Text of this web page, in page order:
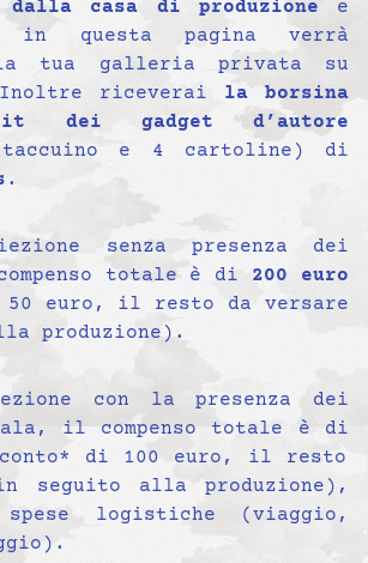
dalla casa di produzione e
in questa pagina verrà
tua galleria privata su
riceverai la borsina
gadget d’autore
taccuino e 4 cartoline) di
.
senza presenza dei
totale è di 200 euro
50 euro, il resto da versare
produzione).
con la presenza dei
il compenso totale è di
di 100 euro, il resto
seguito alla produzione),
logistiche (viaggio,